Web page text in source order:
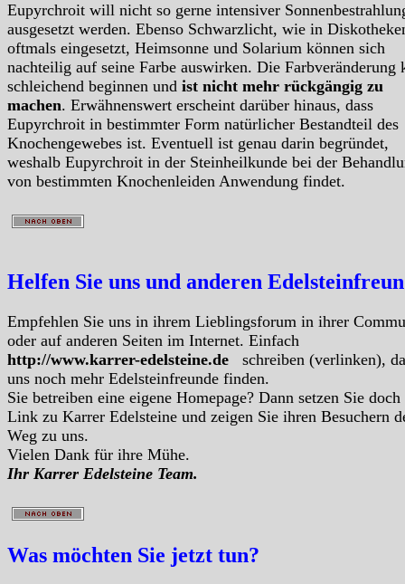
Eupyrchroit will nicht so gerne intensiver
ausgesetzt werden. Ebenso Schwarzlicht, wie in
oftmals eingesetzt, Heimsonne und Solarium können sich
nachteilig auf seine Farbe auswirken. Die Farbveränderung
schleichend beginnen und ist nicht mehr rückgängig zu
machen. Erwähnenswert erscheint darüber hinaus, dass
Eupyrchroit in bestimmter Form natürlicher Bestandteil des
Knochengewebes ist. Eventuell ist genau darin begründet,
weshalb Eupyrchroit in der Steinheilkunde bei der
von bestimmten Knochenleiden Anwendung findet.
Helfen Sie uns und anderen
Empfehlen Sie uns in ihrem Lieblingsforum in ihrer
oder auf anderen Seiten im Internet. Einfach
http://www.karrer-edelsteine.de
schreiben (verlinken),
uns noch mehr Edelsteinfreunde finden.
Sie betreiben eine eigene Homepage? Dann setzen Sie doch
Link zu Karrer Edelsteine und zeigen Sie ihren Besuchern
Weg zu uns.
Vielen Dank für ihre Mühe.
Ihr Karrer Edelsteine Team.
Was möchten Sie jetzt tun?